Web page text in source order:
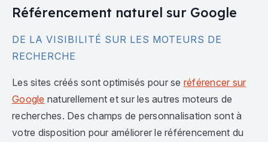
Référencement naturel sur Google
DE LA VISIBILITÉ SUR LES MOTEURS DE
RECHERCHE
Les sites créés sont optimisés pour se référencer sur
Google naturellement et sur les autres moteurs de
recherches. Des champs de personnalisation sont à
votre disposition pour améliorer le référencement du